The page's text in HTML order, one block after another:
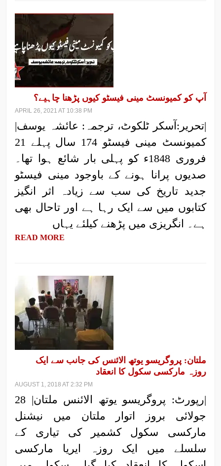
آپ کو کمیونسٹ مینی فیسٹو کیوں پڑھنا چاہیے؟
APRIL 26, 2021 AT 10:38 PM
|تحریر:آسکر ٹلکوٹ، ترجمہ: عائشہ یوسف|
کمیونسٹ مینی فیسٹو 174 سال پہلے 21
فروری 1848ء کو پہلی بار شائع ہوا تھا۔
صدیوں پرانا ہونے کے باوجود مینی فیسٹو
جدید تاریخ کی سب سے زیادہ اثر انگیز
کتابوں میں سے ایک رہا ہے اور تاحال بھی
ہے۔ انگریزی میں پڑھنے کیلئے یہاں
READ MORE
ملتان: پروگریسو یوتھ الائنس کی جانب سے ایک
روزہ مارکسی سکول کا انعقاد
AUGUST 1, 2018 AT 2:32 PM
|رپورٹ: پروگریسو یوتھ الائنس ملتان| 28
جولائی بروز اتوار ملتان میں نیشنل
مارکسی سکول کشمیر کی تیاری کے
سلسلے میں ایک روزہ ایریا مارکسی